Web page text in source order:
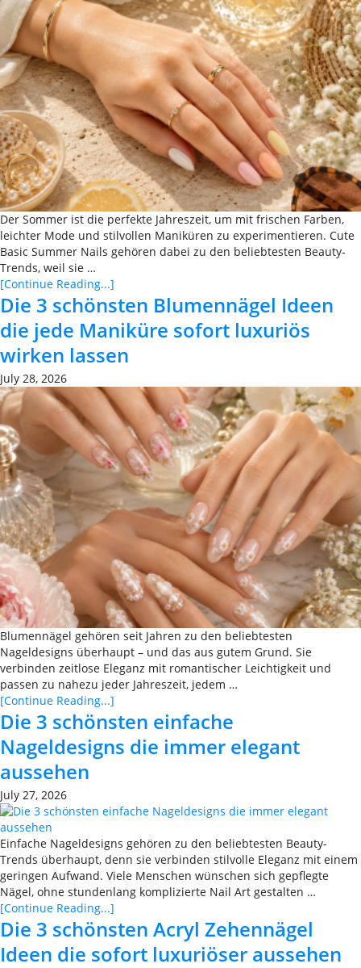
Der Sommer ist die perfekte Jahreszeit, um mit frischen Farben,
leichter Mode und stilvollen Maniküren zu experimentieren. Cute
Basic Summer Nails gehören dabei zu den beliebtesten Beauty-
Trends, weil sie …
[Continue Reading...]
Die 3 schönsten Blumennägel Ideen
die jede Maniküre sofort luxuriös
wirken lassen
July 28, 2026
Blumennägel gehören seit Jahren zu den beliebtesten
Nageldesigns überhaupt – und das aus gutem Grund. Sie
verbinden zeitlose Eleganz mit romantischer Leichtigkeit und
passen zu nahezu jeder Jahreszeit, jedem …
[Continue Reading...]
Die 3 schönsten einfache
Nageldesigns die immer elegant
aussehen
July 27, 2026
Einfache Nageldesigns gehören zu den beliebtesten Beauty-
Trends überhaupt, denn sie verbinden stilvolle Eleganz mit einem
geringen Aufwand. Viele Menschen wünschen sich gepflegte
Nägel, ohne stundenlang komplizierte Nail Art gestalten …
[Continue Reading...]
Die 3 schönsten Acryl Zehennägel
Ideen die sofort luxuriöser aussehen